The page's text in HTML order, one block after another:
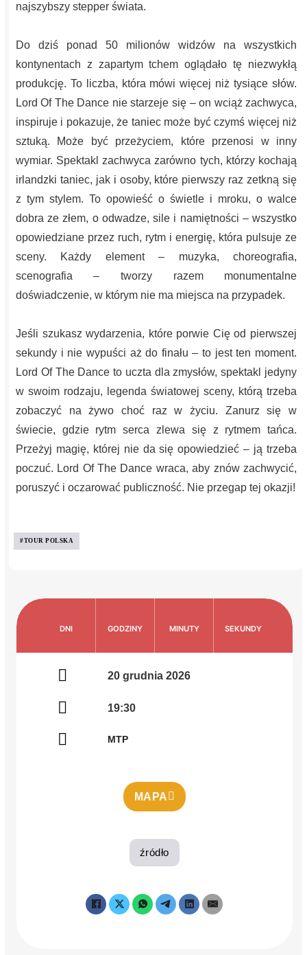
najszybszy stepper świata.
Do dziś ponad 50 milionów widzów na wszystkich
kontynentach z zapartym tchem oglądało tę niezwykłą
produkcję. To liczba, która mówi więcej niż tysiące słów.
Lord Of The Dance nie starzeje się – on wciąż zachwyca,
inspiruje i pokazuje, że taniec może być czymś więcej niż
sztuką. Może być przeżyciem, które przenosi w inny
wymiar. Spektakl zachwyca zarówno tych, którzy kochają
irlandzki taniec, jak i osoby, które pierwszy raz zetkną się
z tym stylem. To opowieść o świetle i mroku, o walce
dobra ze złem, o odwadze, sile i namiętności – wszystko
opowiedziane przez ruch, rytm i energię, która pulsuje ze
sceny. Każdy element – muzyka, choreografia,
scenografia – tworzy razem monumentalne
doświadczenie, w którym nie ma miejsca na przypadek.
Jeśli szukasz wydarzenia, które porwie Cię od pierwszej
sekundy i nie wypuści aż do finału – to jest ten moment.
Lord Of The Dance to uczta dla zmysłów, spektakl jedyny
w swoim rodzaju, legenda światowej sceny, którą trzeba
zobaczyć na żywo choć raz w życiu. Zanurz się w
świecie, gdzie rytm serca zlewa się z rytmem tańca.
Przeżyj magię, której nie da się opowiedzieć – ją trzeba
poczuć. Lord Of The Dance wraca, aby znów zachwycić,
poruszyć i oczarować publiczność. Nie przegap tej okazji!
#TOUR POLSKA
DNI GODZINY MINUTY SEKUNDY
20 grudnia 2026
19:30
MTP
MAPA
źródło